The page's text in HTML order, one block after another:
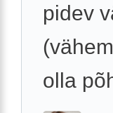
pidev
olla